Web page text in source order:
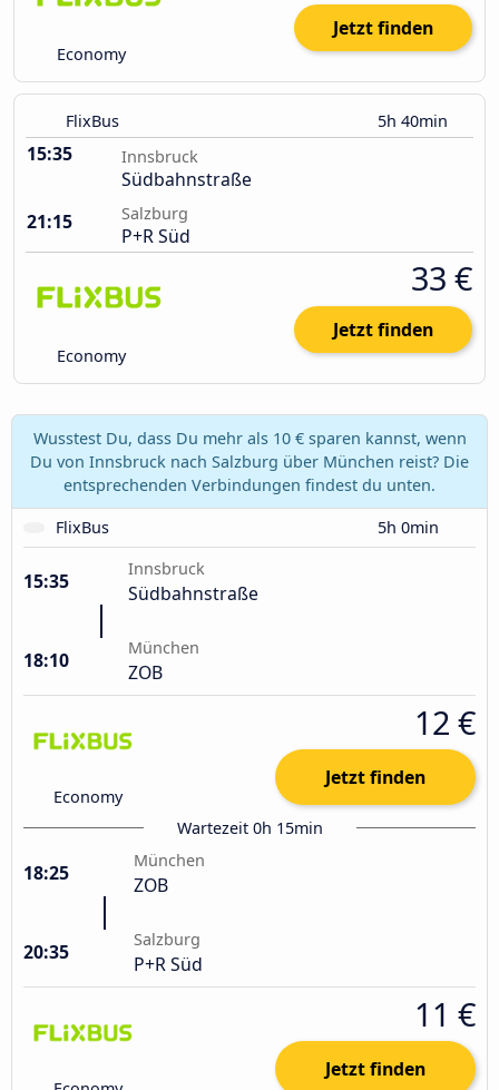
Economy
Jetzt finden
FlixBus 5h 40min
15:35 Innsbruck
Südbahnstraße
21:15
Salzburg
P+R Süd
Economy
33 €
Jetzt finden
Wusstest Du, dass Du mehr als 10 € sparen kannst, wenn
Du von Innsbruck nach Salzburg über München reist? Die
entsprechenden Verbindungen findest du unten.
FlixBus
5h 0min
15:35
Innsbruck
Südbahnstraße
18:10
München
ZOB
Economy
12 €
Jetzt finden
Wartezeit 0h 15min
18:25
München
ZOB
20:35
Salzburg
P+R Süd
11 €
Jetzt finden